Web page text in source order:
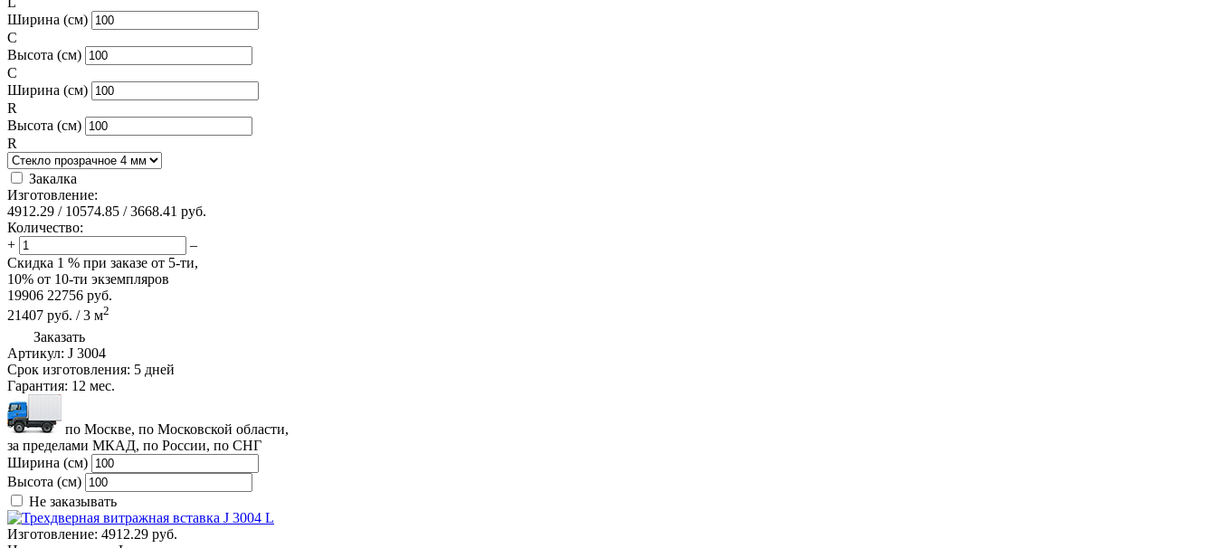
Ширина (см)
C
Высота (см)
C
Ширина (см)
R
Высота (см)
R
Закалка
Изготовление:
4912.29 / 10574.85 /3668.41 руб.
Количество:
+
–
Скидка 1 % при заказе от 5-ти,
10% от 10-ти экземпляров
19906 22756 руб.
21407 руб. /3 м2
Заказать
Артикул: J 3004
Срок изготовления: 5 дней
Гарантия: 12 мес.
по Москве, по Московской области,
за пределами МКАД, по России, по СНГ
Ширина (см)
Высота (см)
Не заказывать
Изготовление: 4912.29 руб.